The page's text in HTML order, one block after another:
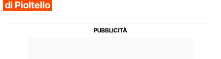
di Pioltello